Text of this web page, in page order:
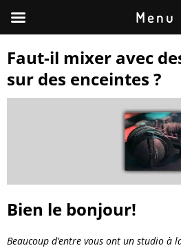
Faut-il mixer avec
sur des enceintes ?
Bien le bonjour!
Beaucoup d’entre vous ont un studio à
M e n u